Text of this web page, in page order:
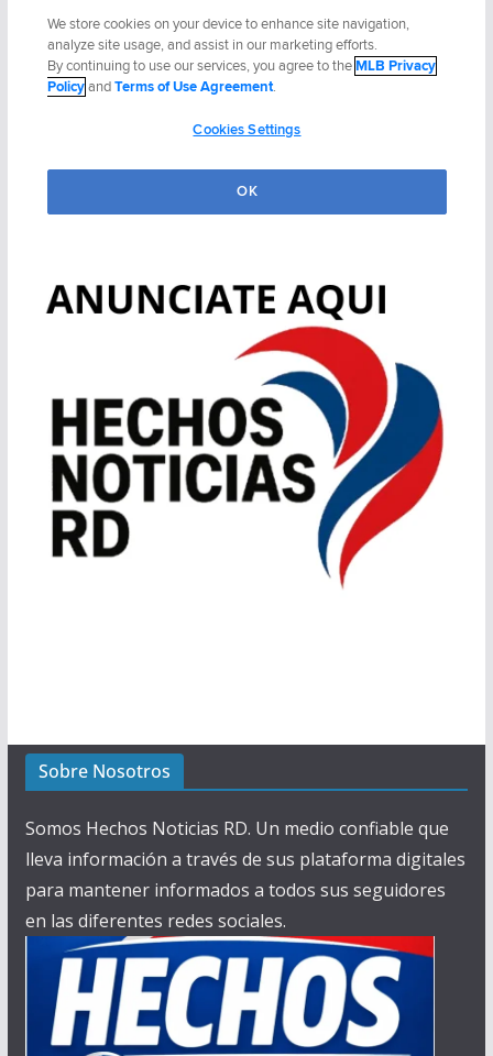
Sobre Nosotros
Somos Hechos Noticias RD. Un medio confiable que
lleva información a través de sus plataforma digitales
para mantener informados a todos sus seguidores
en las diferentes redes sociales.